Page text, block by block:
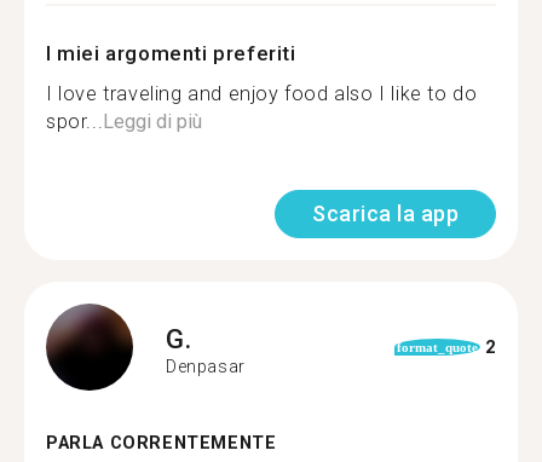
I miei argomenti preferiti
I love traveling and enjoy food also I like to do
spor...Leggi di più
Scarica la app
G.
Denpasar
format_quote 2
PARLA CORRENTEMENTE